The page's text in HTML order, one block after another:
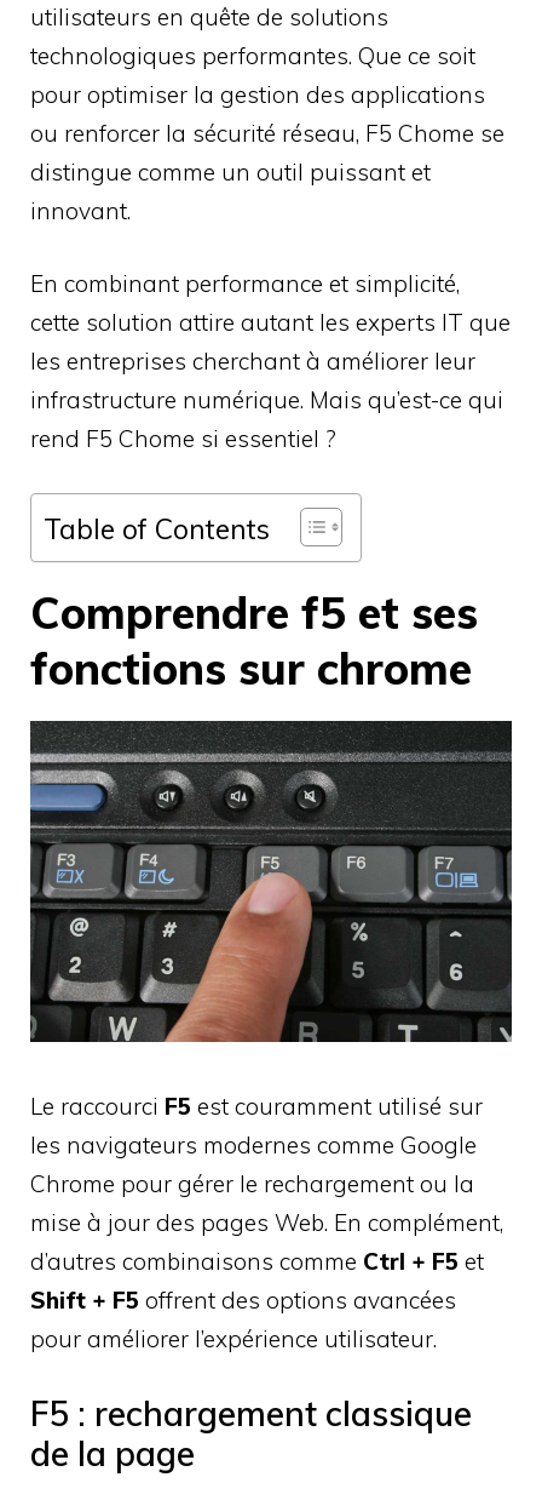
utilisateurs en quête de solutions
technologiques performantes. Que ce soit
pour optimiser la gestion des applications
ou renforcer la sécurité réseau, F5 Chome se
distingue comme un outil puissant et
innovant.
En combinant performance et simplicité,
cette solution attire autant les experts IT que
les entreprises cherchant à améliorer leur
infrastructure numérique. Mais qu’est-ce qui
rend F5 Chome si essentiel ?
Table of Contents
Comprendre f5 et ses
fonctions sur chrome
Le raccourci F5 est couramment utilisé sur
les navigateurs modernes comme Google
Chrome pour gérer le rechargement ou la
mise à jour des pages Web. En complément,
d’autres combinaisons comme Ctrl + F5 et
Shift + F5 offrent des options avancées
pour améliorer l’expérience utilisateur.
F5 : rechargement classique
de la page